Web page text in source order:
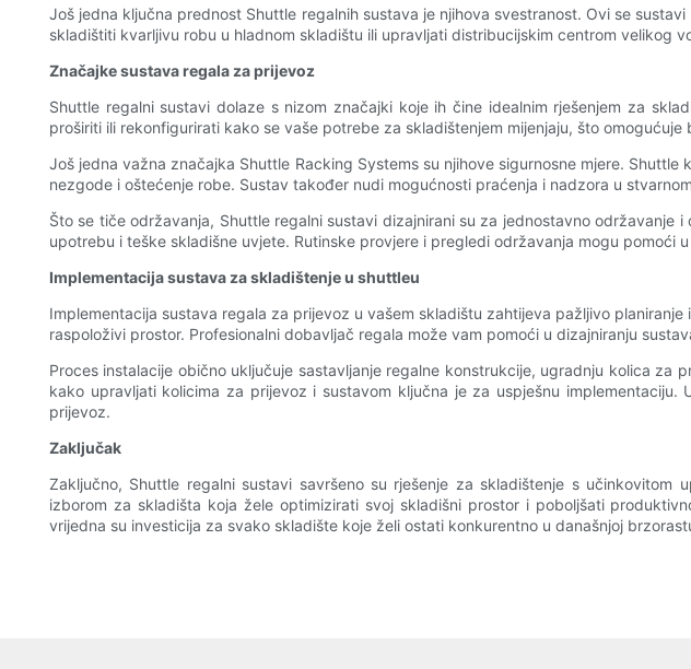
Još jedna ključna prednost Shuttle regalnih sustava je njihova svestranost. Ovi se
skladištiti kvarljivu robu u hladnom skladištu ili upravljati distribucijskim centrom velikog
Značajke sustava regala za prijevoz
Shuttle regalni sustavi dolaze s nizom značajki koje ih čine idealnim rješenjem za
proširiti ili rekonfigurirati kako se vaše potrebe za skladištenjem mijenjaju, što
Još jedna važna značajka Shuttle Racking Systems su njihove sigurnosne mjere.
nezgode i oštećenje robe. Sustav također nudi mogućnosti praćenja i nadzora u
Što se tiče održavanja, Shuttle regalni sustavi dizajnirani su za jednostavno
upotrebu i teške skladišne ​​uvjete. Rutinske provjere i pregledi održavanja mogu pomoći
Implementacija sustava za skladištenje u shuttleu
Implementacija sustava regala za prijevoz u vašem skladištu zahtijeva pažljivo
raspoloživi prostor. Profesionalni dobavljač regala može vam pomoći u dizajniranju
Proces instalacije obično uključuje sastavljanje regalne konstrukcije, ugradnju kolica
kako upravljati kolicima za prijevoz i sustavom ključna je za uspješnu
prijevoz.
Zaključak
Zaključno, Shuttle regalni sustavi savršeno su rješenje za skladištenje s
izborom za skladišta koja žele optimizirati svoj skladišni prostor i poboljšati
vrijedna su investicija za svako skladište koje želi ostati konkurentno u današnjoj